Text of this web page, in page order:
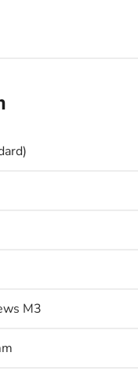
M3